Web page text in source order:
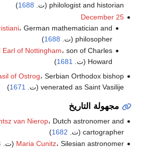
philologist and historian (ت.
1688
)
December 25
، German mathematician and
philosopher (ت.
1688
)
of Nottingham، son of Charles
Howard (ت.
1681
)
of Ostrog، Serbian Orthodox bishop
venerated as Saint Vasilije (ت.
1671
)
مجهولة التاريخ
van Nierop، Dutch astronomer and
cartographer (ت.
1682
)
Maria Cunitz، Silesian astronomer (ت.